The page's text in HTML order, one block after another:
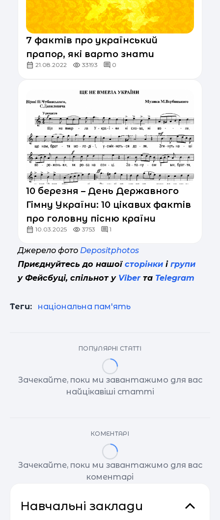
7 фактів про український
прапор, які варто знати
21.08.2022 33193 0
10 березня – День Державного
Гімну України: 10 цікавих фактів
про головну пісню країни
10.03.2025 3753 1
Джерело фото Depositphotos
Приєднуйтесь до нашої сторінки і групи
у Фейсбуці, спільнот у Viberта Telegram
Теги: національна пам'ять
ПОПУЛЯРНІ СТАТТІ
Зачекайте, поки ми завантажимо для вас
найцікавіші статті
КОМЕНТАРІ
Зачекайте, поки ми завантажимо для вас
коментарі
Навчальні заклади